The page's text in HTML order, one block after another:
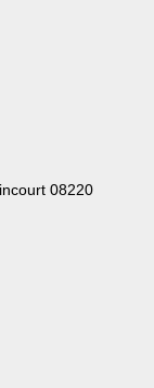
08220